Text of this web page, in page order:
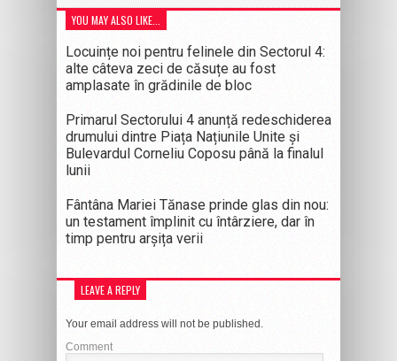
YOU MAY ALSO LIKE...
Locuințe noi pentru felinele din Sectorul 4:
alte câteva zeci de căsuțe au fost
amplasate în grădinile de bloc
Primarul Sectorului 4 anunță redeschiderea
drumului dintre Piața Națiunile Unite și
Bulevardul Corneliu Coposu până la finalul
lunii
Fântâna Mariei Tănase prinde glas din nou:
un testament împlinit cu întârziere, dar în
timp pentru arșița verii
LEAVE A REPLY
Your email address will not be published.
Comment